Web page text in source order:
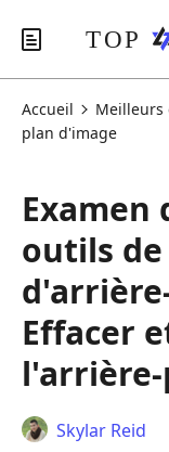
Accueil Meilleurs
plan d'image
Examen
outils
Effacer
Skylar Reid